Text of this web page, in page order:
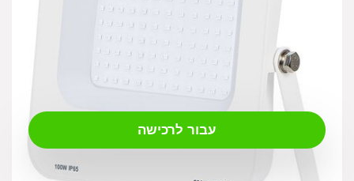
149.00
עבור לרכישה